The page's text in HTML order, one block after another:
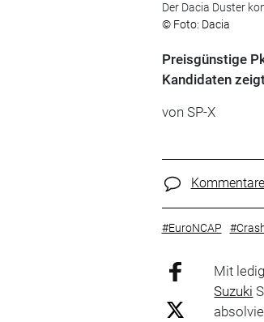
Der Dacia Duster
© Foto: Dacia
Preisgünstige
Kandidaten
von SP-X
Kommentare
#EuroNCAP
Mit
Suzuki